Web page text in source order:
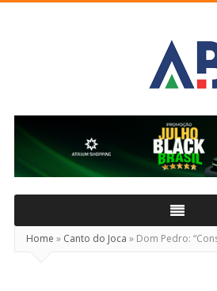
Real
Home » Canto do Joca » Dom Pedro: